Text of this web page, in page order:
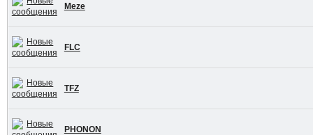
Meze
FLC
TFZ
PHONON